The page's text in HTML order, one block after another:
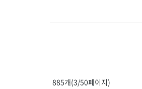
885개(3/50페이지)